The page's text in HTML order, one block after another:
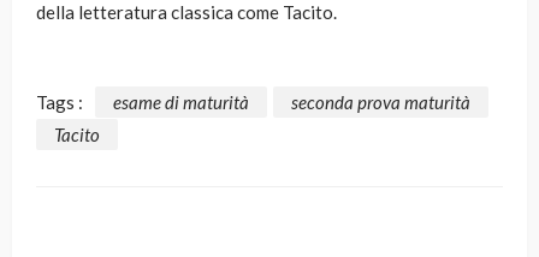
della letteratura classica come Tacito.
Tags : esame di maturità
seconda prova maturità
Tacito